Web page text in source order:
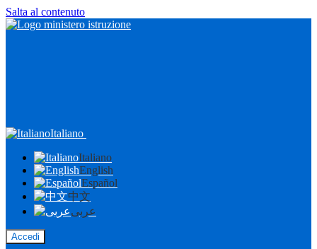
Salta al contenuto
Italiano
Italiano
English
Español
中文
عربى
Accedi